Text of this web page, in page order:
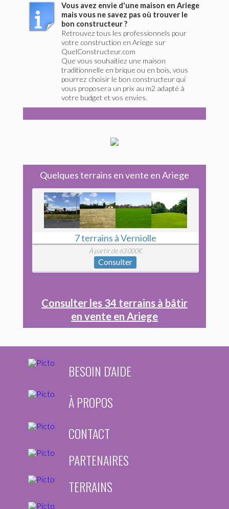
Vous avez envie d'une maison en Ariege
mais vous ne savez pas où trouver le
bon constructeur ?
Retrouvez tous les professionnels pour
votre construction en Ariege sur
QuelConstructeur.com
Que vous souhaitiez une maison
traditionnelle en brique ou en bois, vous
pourrez choisir le bon constructeur qui
vous proposera un prix au m2 adapté à
votre budget et vos envies.
Quelques terrains en vente en Ariege
7 terrains à Verniolle
À partir de 63 000€
Consulter
Consulter les 34 terrains à bâtir
en vente en Ariege
BESOIN D'AIDE
À PROPOS
CONTACT
PARTENAIRES
TERRAINS